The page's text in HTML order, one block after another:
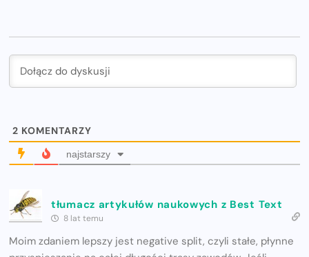
2 KOMENTARZY
najstarszy
tłumacz artykułów naukowych z Best Text
8 lat temu
Moim zdaniem lepszy jest negative split, czyli stałe, płynne